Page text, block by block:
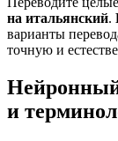
на итальянский.
варианты
точную и
Нейронный
и